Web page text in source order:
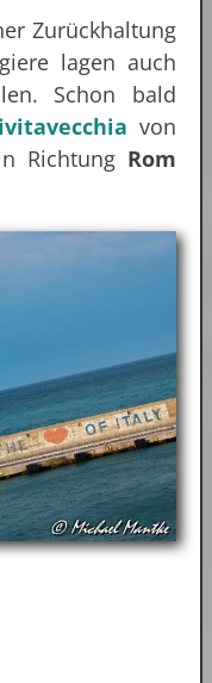
Zurückhaltung
lagen auch
Schon bald
von
Richtung Rom